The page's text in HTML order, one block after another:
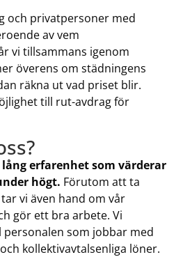
och privatpersoner med
av vem
vi tillsammans igenom
överens om städningens
räkna ut vad priset blir.
till rut-avdrag för
erfarenhet som värderar
högt. Förutom att ta
vi även hand om vår
gör ett bra arbete. Vi
som jobbar med
kollektivavtalsenliga löner.